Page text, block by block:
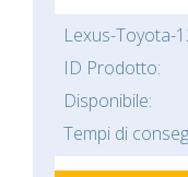
Lexus-Toyota-
ID Prodotto:
Disponibile:
Tempi di